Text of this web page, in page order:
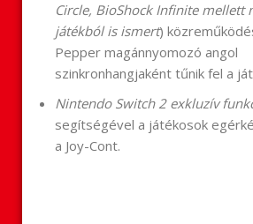
Circle, BioShock Infinite mellett
játékból is ismert)
Pepper magánnyomozó angol
szinkronhangjaként tűnik fel a
Nintendo Switch 2 exkluzív
segítségével a játékosok
a Joy-Cont.